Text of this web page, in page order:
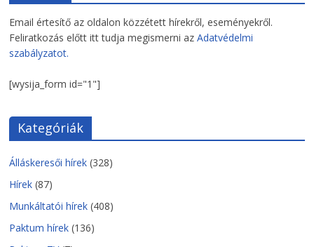
Email értesítő az oldalon közzétett hírekről, eseményekről.
Feliratkozás előtt itt tudja megismerni azAdatvédelmi
szabályzatot.
[wysija_form id="1"]
Kategóriák
Álláskeresői hírek (328)
Hírek (87)
Munkáltatói hírek (408)
Paktum hírek (136)